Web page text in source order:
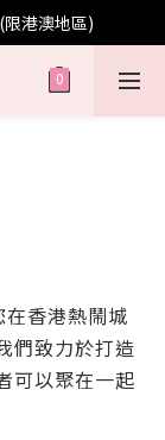
港澳地區)
香港熱鬧城
們致力於打造
可以聚在一起